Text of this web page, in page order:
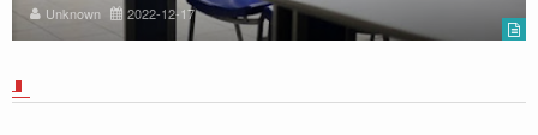
Unknown 2022-12-17